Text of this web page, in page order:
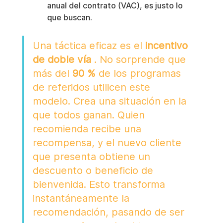
anual del contrato (VAC), es justo lo
que buscan.
Una táctica eficaz es el incentivo
de doble vía . No sorprende que
más del 90 % de los programas
de referidos utilicen este
modelo. Crea una situación en la
que todos ganan. Quien
recomienda recibe una
recompensa, y el nuevo cliente
que presenta obtiene un
descuento o beneficio de
bienvenida. Esto transforma
instantáneamente la
recomendación, pasando de ser